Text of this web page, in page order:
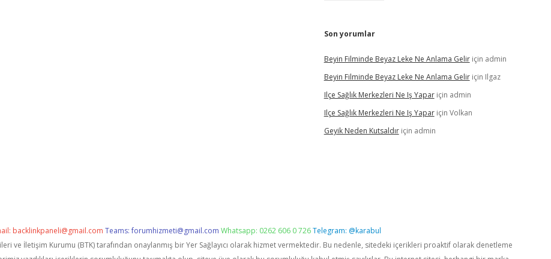
Son yorumlar
Beyin Filminde Beyaz Leke Ne Anlama Geliriçin admin
Beyin Filminde Beyaz Leke Ne Anlama Geliriçin Ilgaz
Ilçe Sağlık Merkezleri Ne Iş Yapariçin admin
Ilçe Sağlık Merkezleri Ne Iş Yapariçin Volkan
Geyik Neden Kutsaldıriçin admin
backlinkpaneli@gmail.com Teams:forumhizmeti@gmail.com Whatsapp: 0262 606 0 726Telegram: @karabul
ve İletişim Kurumu (BTK) tarafından onaylanmış bir Yer Sağlayıcı olarak hizmet vermektedir. Bu nedenle, sitedeki içerikleri proaktif olarak denetleme